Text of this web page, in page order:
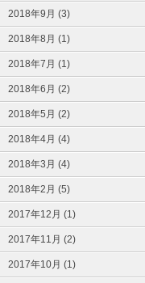
2018年9月 (3)
2018年8月 (1)
2018年7月 (1)
2018年6月 (2)
2018年5月 (2)
2018年4月 (4)
2018年3月 (4)
2018年2月 (5)
2017年12月 (1)
2017年11月 (2)
2017年10月 (1)